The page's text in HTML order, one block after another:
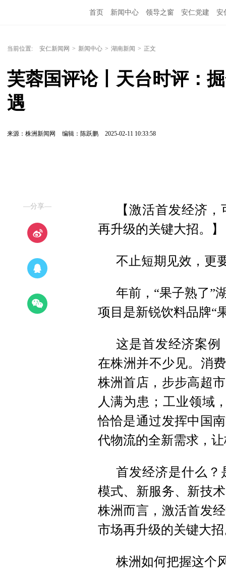
首页 新闻中心 领导之窗 安仁党建 安
当前位置: 安仁新闻网 > 新闻中心 > 湖南新闻 > 正文
芙蓉国评论丨天台时评：
遇
来源：株洲新闻网 编辑：陈跃鹏 2025-02-11 10:33:58
—分享—
【激活首发经济
再升级的关键大招。】
不止短期见效，更
年前，“果子熟了”
项目是新锐饮料品牌“
这是首发经济案例
在株洲并不少见。消
株洲首店，步步高超
人满为患；工业领域
恰恰是通过发挥中国
代物流的全新需求，
首发经济是什么？
模式、新服务、新技
株洲而言，激活首发
市场再升级的关键大
株洲如何把握这个